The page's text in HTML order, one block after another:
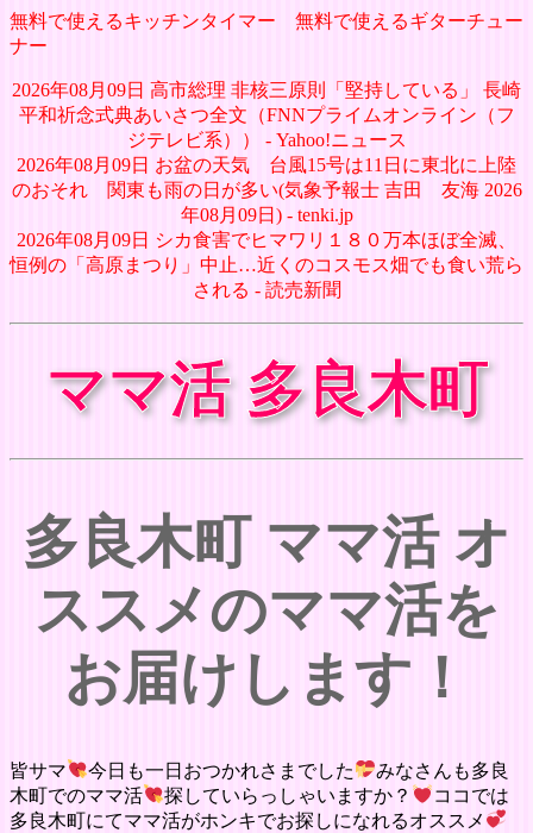
無料で使えるキッチンタイマー
無料で使えるギターチュー
ナー
2026年08月09日 高市総理 非核三原則「堅持している」 長崎
平和祈念式典あいさつ全文（FNNプライムオンライン（フ
ジテレビ系）） - Yahoo!ニュース
2026年08月09日 お盆の天気 台風15号は11日に東北に上陸
のおそれ 関東も雨の日が多い(気象予報士 吉田 友海 2026
年08月09日) - tenki.jp
2026年08月09日 シカ食害でヒマワリ１８０万本ほぼ全滅、
恒例の「高原まつり」中止…近くのコスモス畑でも食い荒ら
される - 読売新聞
ママ活 多良木町
多良木町 ママ活 オ
ススメのママ活を
お届けします！
皆サマ 今日も一日おつかれさまでした
みなさんも多良
木町でのママ活
探していらっしゃいますか？
ココでは
多良木町にてママ活がホンキでお探しになれるオススメ